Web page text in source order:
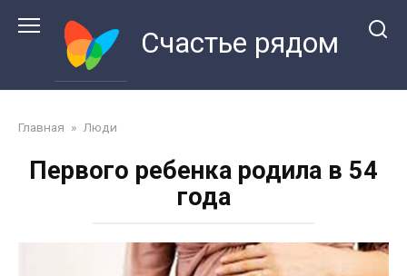
Счастье рядом
Главная » Люди
Первого ребенка родила в 54
года